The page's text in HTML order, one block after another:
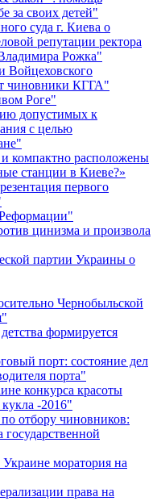
за своих детей"
суда г. Киева о
репутации ректора
Рожка"
Войцеховского
чиновники КГГА"
Роге"
допустимых к
с целью
компактно расположены
станции в Киеве?»
первого
цинизма и произвола
партии Украины о
Чернобыльской
формируется
порт: состояние дел
порта"
конкурса красоты
-2016"
отбору чиновников:
моратория на
права на